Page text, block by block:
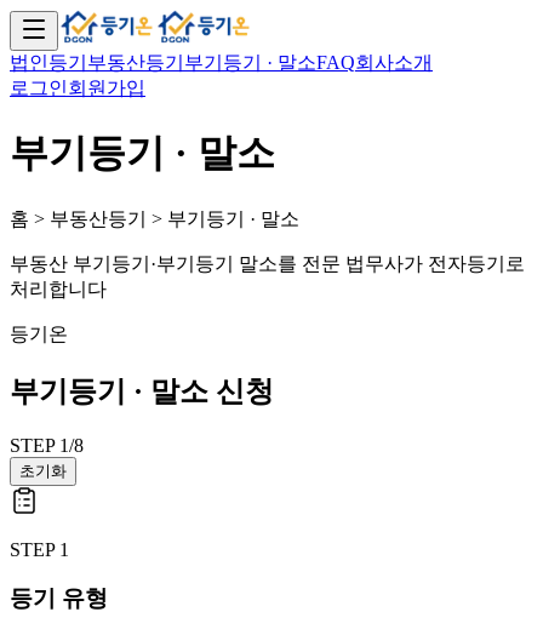
법인등기 부동산등기 부기등기 · 말소FAQ회사소개
로그인회원가입
부기등기 · 말소
홈 > 부동산등기 > 부기등기 · 말소
부동산 부기등기·부기등기 말소를 전문 법무사가 전자등기로
처리합니다
등기온
부기등기 · 말소 신청
STEP 1/8
초기화
STEP 1
등기 유형